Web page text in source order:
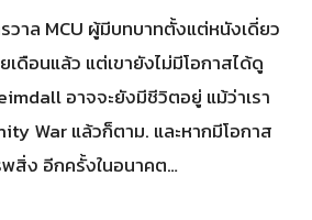
าล MCU ผู้มีบทบาทตั้งแต่หนังเดี่ยว
ดือนแล้ว แต่เขายังไม่มีโอกาสได้ดู
อาจจะยังมีชีวิตอยู่ แม้ว่าเรา
War แล้วก็ตาม. และหากมีโอกาส
สิ่ง อีกครั้งในอนาคต…